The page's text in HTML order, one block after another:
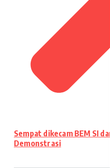
Sempat dikecam BEM SI
Demonstrasi